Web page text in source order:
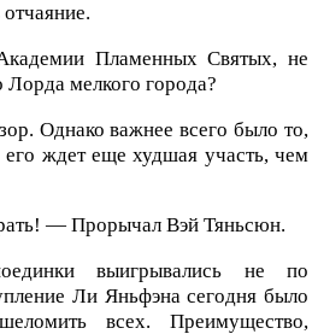
Пламенных Святых, не
Лорда мелкого города?
Однако важнее всего было то,
его ждет еще худшая участь, чем
— Прорычал Вэй Тяньсюн.
выигрывались не по
Ли Яньфэна сегодня было
всех. Преимущество,